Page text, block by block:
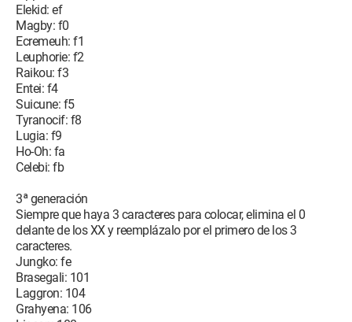
Elekid: ef
Magby: f0
Ecremeuh: f1
Leuphorie: f2
Raikou: f3
Entei: f4
Suicune: f5
Tyranocif: f8
Lugia: f9
Ho-Oh: fa
Celebi: fb
3ª generación
Siempre que haya 3 caracteres para colocar, elimina el 0
delante de los XX y reemplázalo por el primero de los 3
caracteres.
Jungko: fe
Brasegali: 101
Laggron: 104
Grahyena: 106